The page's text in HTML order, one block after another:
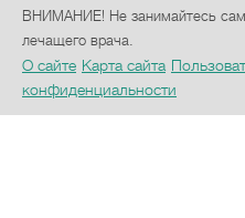
ВНИМАНИЕ! Не занимайтесь
лечащего врача.
О сайте Карта сайта
конфиденциальности